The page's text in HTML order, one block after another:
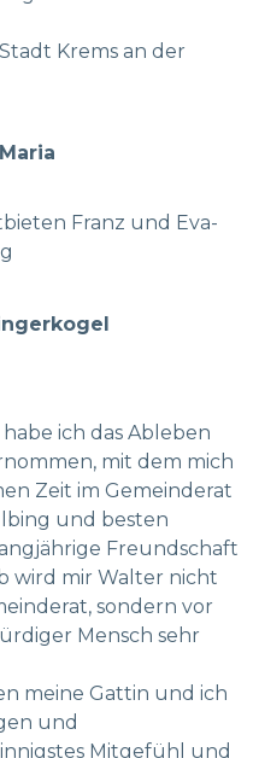
Krems an der
Franz und Eva-
ich das Ableben
mit dem mich
Zeit im Gemeinderat
und besten
Freundschaft
wird mir Walter nicht
sondern vor
Mensch sehr
meine Gattin und ich
und
Mitgefühl und